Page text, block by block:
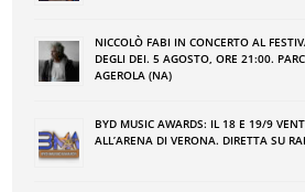
NICCOLÒ FABI IN CONCERTO AL
DEGLI DEI. 5 AGOSTO, ORE 21:00.
AGEROLA (NA)
BYD MUSIC AWARDS: IL 18 E 19/9
ALL’ARENA DI VERONA. DIRETTA SU